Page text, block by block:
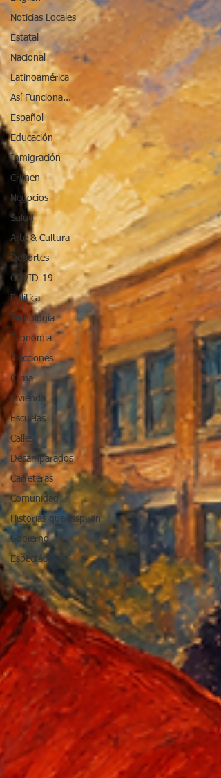
Noticias Locales
Estatal
Nacional
Latinoamérica
Así Funciona...
Español
Educación
Inmigración
Crimen
Negocios
Salud
Arte & Cultura
Deportes
COVID-19
Política
Tecnología
Economía
Elecciones
Clima
Vivienda
Escuelas
Calles
Desamparados
Carreteras
Comunidad
Historias que inspiran
Gobierno
Espectáculos